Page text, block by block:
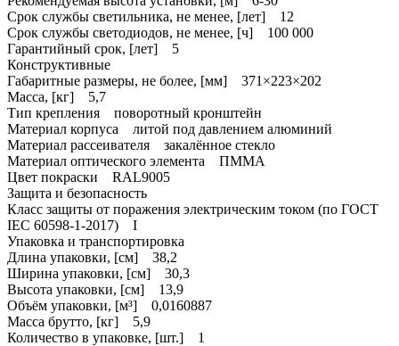
Срок службы светильника, не менее, [лет] 12
Срок службы светодиодов, не менее, [ч] 100 000
Гарантийный срок, [лет] 5
Конструктивные
Габаритные размеры, не более, [мм] 371×223×202
Масса, [кг] 5,7
Тип крепления поворотный кронштейн
Материал корпуса литой под давлением алюминий
Материал рассеивателя закалённое стекло
Материал оптического элемента ПММА
Цвет покраски RAL9005
Защита и безопасность
Класс защиты от поражения электрическим током (по ГОСТ
IEC 60598-1-2017) I
Упаковка и транспортировка
Длина упаковки, [см] 38,2
Ширина упаковки, [см] 30,3
Высота упаковки, [см] 13,9
Объём упаковки, [м³] 0,0160887
Масса брутто, [кг] 5,9
Количество в упаковке, [шт.] 1